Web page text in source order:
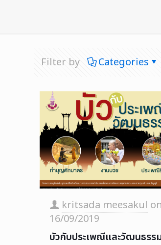
Filter by Categories
kritsada meesakul on
16/09/2019
บัวกับประเพณีและวัฒนธรร